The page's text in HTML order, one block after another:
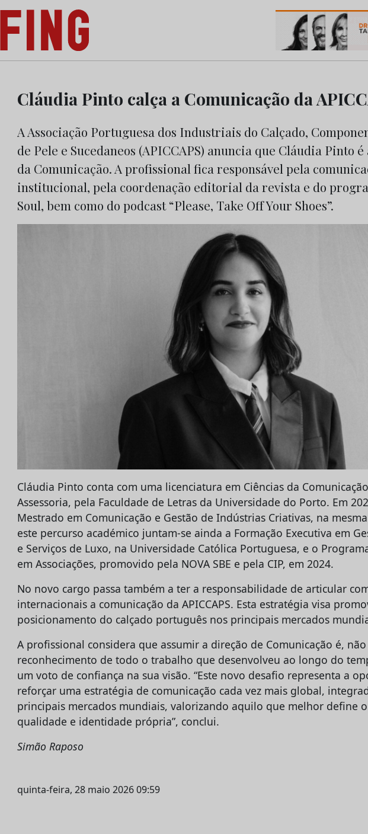
sobre os negócios do Marketing e da Publicidade
Cláudia Pinto calça a Comunicação da
A Associação Portuguesa dos Industriais do Calçado,
de Pele e Sucedaneos (APICCAPS) anuncia que Cláudia Pinto
da Comunicação. A profissional fica responsável pela
institucional, pela coordenação editorial da revista e do
Soul, bem como do podcast “Please, Take Off Your Shoes”.
Cláudia Pinto conta com uma licenciatura em Ciências da
Assessoria, pela Faculdade de Letras da Universidade do Porto. Em
Mestrado em Comunicação e Gestão de Indústrias Criativas, na
este percurso académico juntam-se ainda a Formação Executiva em
e Serviços de Luxo, na Universidade Católica Portuguesa, e o
em Associações, promovido pela NOVA SBE e pela CIP, em 2024.
No novo cargo passa também a ter a responsabilidade de articular
internacionais a comunicação da APICCAPS. Esta estratégia visa
posicionamento do calçado português nos principais mercados
A profissional considera que assumir a direção de Comunicação é,
reconhecimento de todo o trabalho que desenvolveu ao longo do
um voto de confiança na sua visão. “Este novo desafio representa a
reforçar uma estratégia de comunicação cada vez mais global,
principais mercados mundiais, valorizando aquilo que melhor define
qualidade e identidade própria”, conclui.
Simão Raposo
quinta-feira, 28 maio 2026 09:59